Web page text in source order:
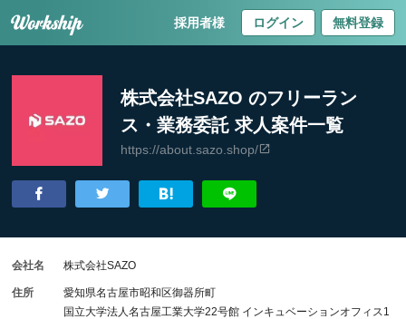
採用者様 ログイン 無料登録
株式会社SAZO のフリーラン
ス・業務委託 求人案件一覧
https://about.sazo.shop/
会社名 株式会社SAZO
住所
愛知県名古屋市昭和区御器所町
国立大学法人名古屋工業大学22号館 インキュベーションオフィス1